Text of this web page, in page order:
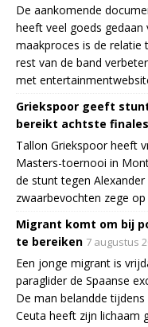
De aankomende
heeft veel goeds
maakproces is de relatie
rest van de band
met
Griekspoor geeft
bereikt achtste finales
Tallon Griekspoor heeft
Masters-toernooi in
de stunt tegen
zwaarbevochten zege
Migrant komt om bij
te bereiken 7 augustus
Een jonge migrant is
paraglider de Spaanse
De man belandde
Ceuta heeft zijn lichaam